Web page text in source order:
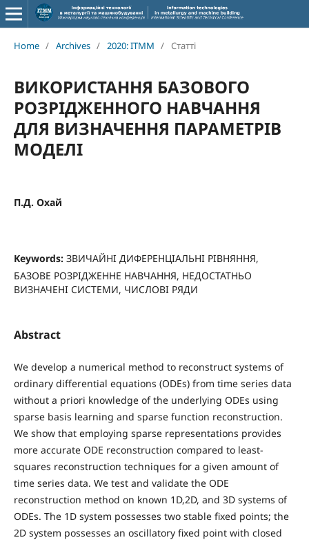
Home / Archives / 2020: ITMM / Статті
ВИКОРИСТАННЯ БАЗОВОГО
РОЗРІДЖЕННОГО НАВЧАННЯ
ДЛЯ ВИЗНАЧЕННЯ ПАРАМЕТРІВ
МОДЕЛІ
П.Д. Охай
Keywords: ЗВИЧАЙНІ ДИФЕРЕНЦІАЛЬНІ РІВНЯННЯ,
БАЗОВЕ РОЗРІДЖЕННЕ НАВЧАННЯ, НЕДОСТАТНЬО
ВИЗНАЧЕНІ СИСТЕМИ, ЧИСЛОВІ РЯДИ
Abstract
We develop a numerical method to reconstruct systems of
ordinary differential equations (ODEs) from time series data
without a priori knowledge of the underlying ODEs using
sparse basis learning and sparse function reconstruction.
We show that employing sparse representations provides
more accurate ODE reconstruction compared to least-
squares reconstruction techniques for a given amount of
time series data. We test and validate the ODE
reconstruction method on known 1D,2D, and 3D systems of
ODEs. The 1D system possesses two stable fixed points; the
2D system possesses an oscillatory fixed point with closed